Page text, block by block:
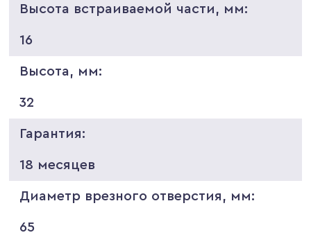
Высота встраиваемой части, мм:
16
Высота, мм:
32
Гарантия:
18 месяцев
Диаметр врезного отверстия, мм:
65